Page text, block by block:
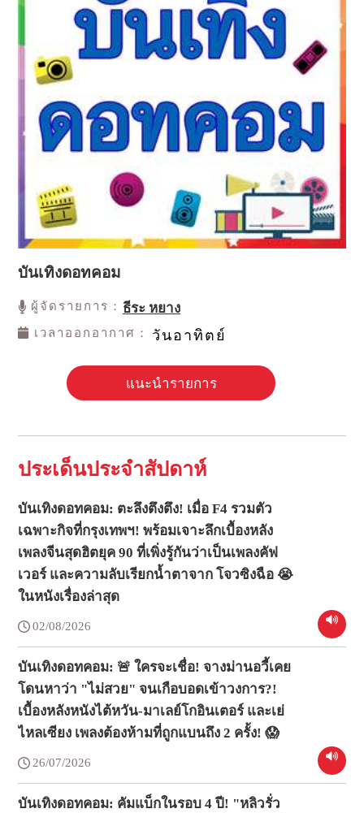
บันเทิงดอทคอม
ผู้จัดรายการ：ธีระ หยาง
เวลาออกอากาศ： วันอาทิตย์
แนะนำรายการ
ประเด็นประจำสัปดาห์
บันเทิงดอทคอม: ตะลึงตึงตึง! เมื่อ F4 รวมตัว
เฉพาะกิจที่กรุงเทพฯ! พร้อมเจาะลึกเบื้องหลัง
เพลงจีนสุดฮิตยุค 90 ที่เพิ่งรู้กันว่าเป็นเพลงคัฟ
เวอร์ และความลับเรียกน้ำตาจาก โจวซิงฉือ 😭
ในหนังเรื่องล่าสุด
02/08/2026
บันเทิงดอทคอม: 🚨 ใครจะเชื่อ! จางม่านอวี้เคย
โดนหาว่า "ไม่สวย" จนเกือบอดเข้าวงการ?!
เบื้องหลังหนังไต้หวัน-มาเลย์โกอินเตอร์ และเย่
ไหลเซียง เพลงต้องห้ามที่ถูกแบนถึง 2 ครั้ง! 😱
26/07/2026
บันเทิงดอทคอม: คัมแบ็กในรอบ 4 ปี! "หลิวรั่ว